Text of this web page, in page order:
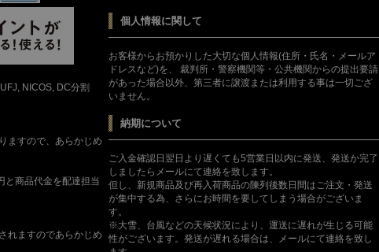
NICOS, DC分割
ますので、あらかじめ
と商品代金を配達担当
れますのであらかじめ
個人情報に関して
お客様からお預かりした大切な個人情報(住所・氏名・メールア
ドレスなど)を、 裁判所・警察機関等・公共機関からの提出要請
があった場合以外、第三者に譲渡または利用する事は一切ござ
いません。
納期について
ご入金確認日翌日より遅くても5営業日以内に発送、発送か完了
しましたらメールにて連絡を致します。
但し、新規商品及び再入荷商品の陳列後数日間はご注文・発送
が集中する為、さらにお時間を要してしまう場合がございま
す。
※大雪、台風などの天候状況により、運送に遅れが生じる可能
性がございます。発送が遅れる場合は、メールにて連絡を致し